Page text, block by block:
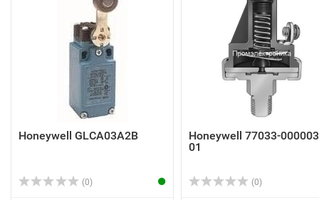
Honeywell GLCA03A2B
(0)
Honeywell 77033-
01
(0)